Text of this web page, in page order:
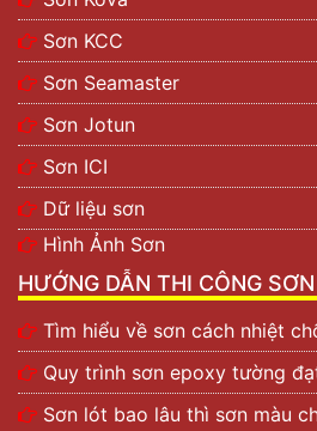
Sơn KCC
Sơn Seamaster
Sơn Jotun
Sơn ICI
Dữ liệu sơn
Hình Ảnh Sơn
HƯỚNG DẪN THI CÔNG SƠN
Tìm hiểu về sơn cách nhiệt
Quy trình sơn epoxy tường
Sơn lót bao lâu thì sơn màu